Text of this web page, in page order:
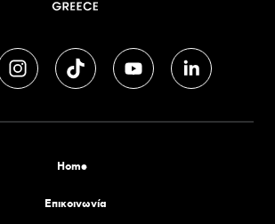
Home
Επικοινωνία